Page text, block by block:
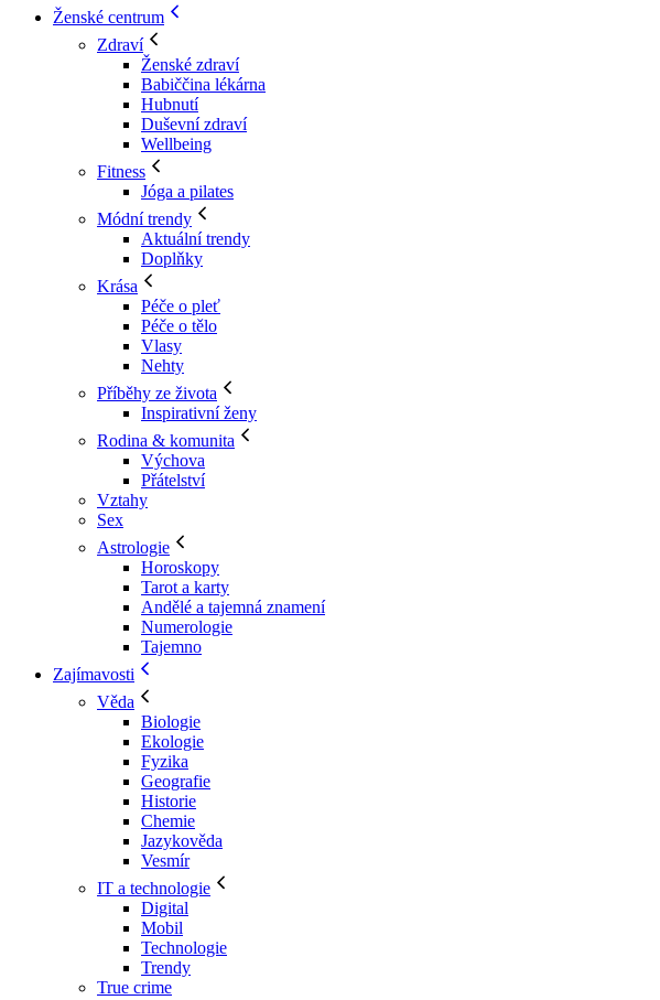
Ženské centrum
Zdraví
Ženské zdraví
Babiččina lékárna
Hubnutí
Duševní zdraví
Wellbeing
Fitness
Jóga a pilates
Módní trendy
Aktuální trendy
Doplňky
Krása
Péče o pleť
Péče o tělo
Vlasy
Nehty
Příběhy ze života
Inspirativní ženy
Rodina & komunita
Výchova
Přátelství
Vztahy
Sex
Astrologie
Horoskopy
Tarot a karty
Andělé a tajemná znamení
Numerologie
Tajemno
Zajímavosti
Věda
Biologie
Ekologie
Fyzika
Geografie
Historie
Chemie
Jazykověda
Vesmír
IT a technologie
Digital
Mobil
Technologie
Trendy
True crime